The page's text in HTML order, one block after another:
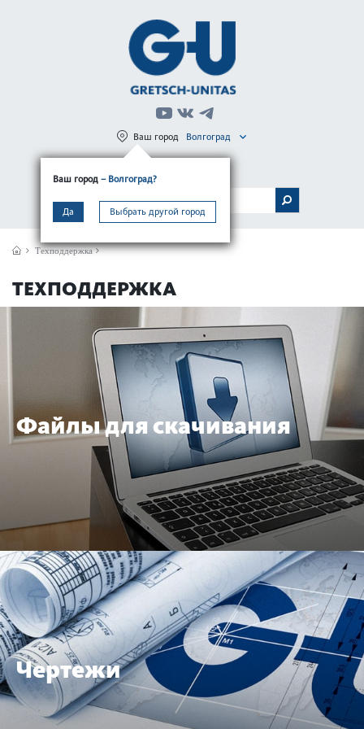
Ваш город – Волгоград?
Да Выбрать другой город
Ваш город Волгоград
МЕНЮ
Техподдержка
ТЕХПОДДЕРЖКА
Файлы для скачивания
Чертежи